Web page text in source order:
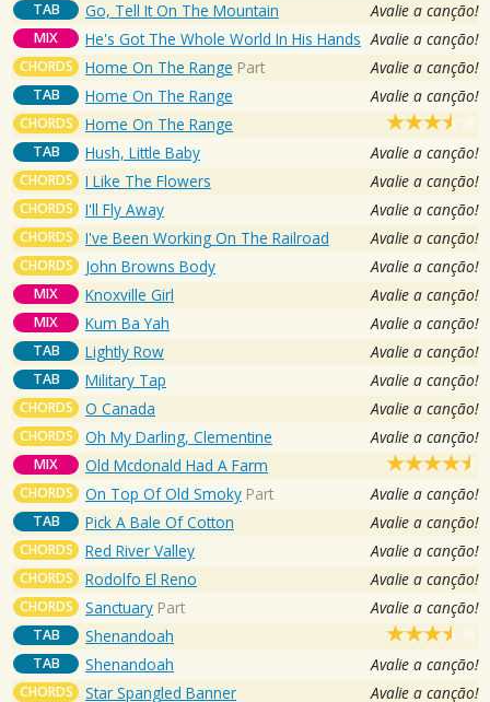
TAB Go, Tell It On The Mountain Avalie a canção!
MIX He's Got The Whole World In His Hands Avalie a canção!
CHORDS Home On The Range Part Avalie a canção!
TAB Home On The Range Avalie a canção!
CHORDS Home On The Range
TAB Hush, Little Baby Avalie a canção!
CHORDS I Like The Flowers Avalie a canção!
CHORDS I'll Fly Away Avalie a canção!
CHORDS I've Been Working On The Railroad Avalie a canção!
CHORDS John Browns Body Avalie a canção!
MIX Knoxville Girl Avalie a canção!
MIX Kum Ba Yah Avalie a canção!
TAB Lightly Row Avalie a canção!
TAB Military Tap Avalie a canção!
CHORDS O Canada Avalie a canção!
CHORDS Oh My Darling, Clementine Avalie a canção!
MIX Old Mcdonald Had A Farm
CHORDS On Top Of Old Smoky Part Avalie a canção!
TAB Pick A Bale Of Cotton Avalie a canção!
CHORDS Red River Valley Avalie a canção!
CHORDS Rodolfo El Reno Avalie a canção!
CHORDS Sanctuary Part Avalie a canção!
TAB Shenandoah
TAB Shenandoah Avalie a canção!
CHORDS Star Spangled Banner Avalie a canção!